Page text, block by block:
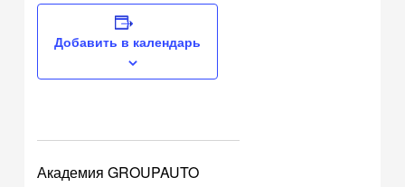
Добавить в календарь
Академия GROUPAUTO